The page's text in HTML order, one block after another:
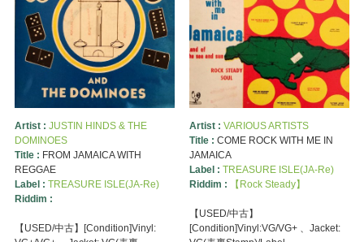
Artist : JUSTIN HINDS & THE
DOMINOES
Title : FROM JAMAICA WITH
REGGAE
Label : TREASURE ISLE(JA-Re)
Riddim :
【USED/中古】[Condition]Vinyl:
Artist : VARIOUS ARTISTS
Title : COME ROCK WITH ME IN
JAMAICA
Label : TREASURE ISLE(JA-Re)
Riddim :
【Rock Steady】
【USED/中古】
[Condition]Vinyl:VG/VG+ 、Jacket: